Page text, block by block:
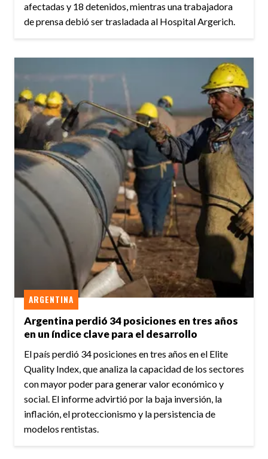
afectadas y 18 detenidos, mientras una trabajadora
de prensa debió ser trasladada al Hospital Argerich.
Argentina perdió 34 posiciones en tres años
en un índice clave para el desarrollo
ARGENTINA
El país perdió 34 posiciones en tres años en el Elite
Quality Index, que analiza la capacidad de los sectores
con mayor poder para generar valor económico y
social. El informe advirtió por la baja inversión, la
inflación, el proteccionismo y la persistencia de
modelos rentistas.